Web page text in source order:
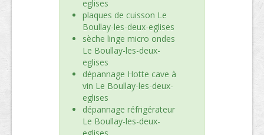
eglises
plaques de cuisson Le
Boullay-les-deux-eglises
sèche linge micro ondes
Le Boullay-les-deux-
eglises
dépannage Hotte cave à
vin Le Boullay-les-deux-
eglises
dépannage réfrigérateur
Le Boullay-les-deux-